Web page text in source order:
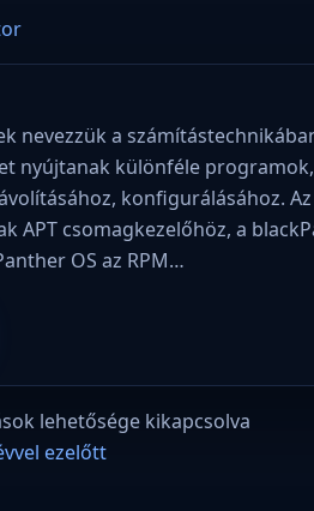
nevezzük a
nyújtanak különféle
konfigurálásához.
APT csomagkezelőhöz, a
OS az RPM…
lehetősége kikapcsolva
ezelőtt